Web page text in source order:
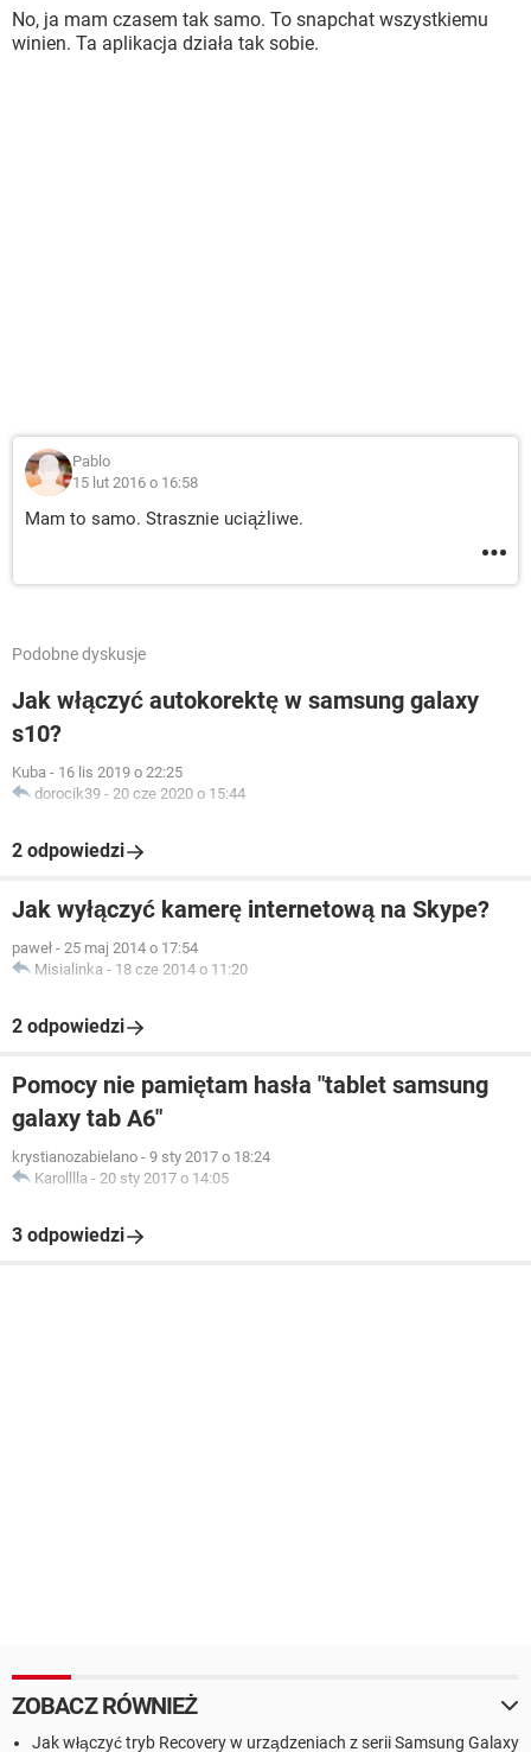
No, ja mam czasem tak samo. To snapchat wszystkiemu
winien. Ta aplikacja działa tak sobie.
Pablo
15 lut 2016 o 16:58
Mam to samo. Strasznie uciążliwe.
Podobne dyskusje
Jak włączyć autokorektę w samsung galaxy
s10?
Kuba - 16 lis 2019 o 22:25
dorocik39 - 20 cze 2020 o 15:44
2 odpowiedzi
Jak wyłączyć kamerę internetową na Skype?
paweł - 25 maj 2014 o 17:54
Misialinka - 18 cze 2014 o 11:20
2 odpowiedzi
Pomocy nie pamiętam hasła "tablet samsung
galaxy tab A6"
krystianozabielano - 9 sty 2017 o 18:24
Karolllla - 20 sty 2017 o 14:05
3 odpowiedzi
ZOBACZ RÓWNIEŻ
Jak włączyć tryb Recovery w urządzeniach z serii Samsung Galaxy